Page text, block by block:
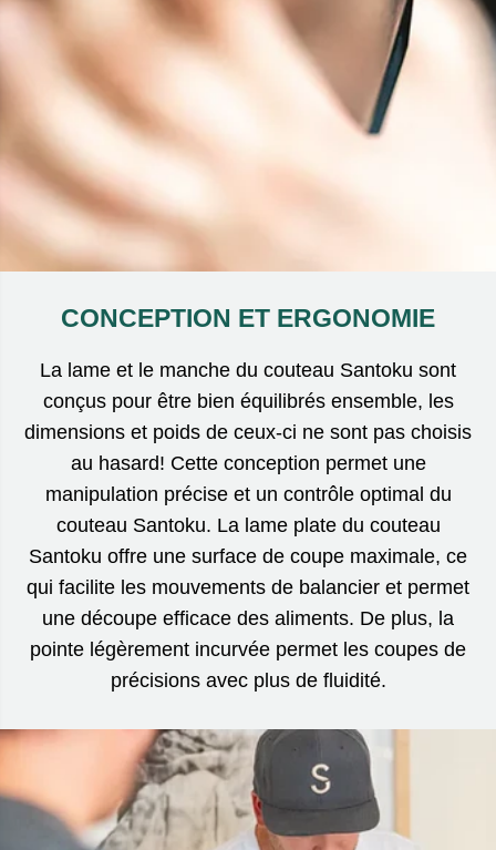
CONCEPTION ET ERGONOMIE
La lame et le manche du couteau Santoku sont
conçus pour être bien équilibrés ensemble, les
dimensions et poids de ceux-ci ne sont pas choisis
au hasard! Cette conception permet une
manipulation précise et un contrôle optimal du
couteau Santoku. La lame plate du couteau
Santoku offre une surface de coupe maximale, ce
qui facilite les mouvements de balancier et permet
une découpe efficace des aliments. De plus, la
pointe légèrement incurvée permet les coupes de
précisions avec plus de fluidité.